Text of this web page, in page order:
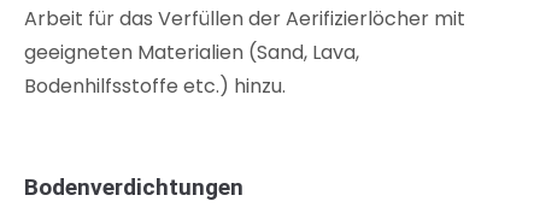
Arbeit für das Verfüllen der Aerifizierlöcher mit
geeigneten Materialien (Sand, Lava,
Bodenhilfsstoffe etc.) hinzu.
Bodenverdichtungen